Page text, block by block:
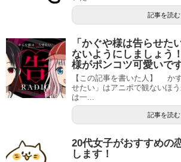
記事を読む
「かぐや様は告らせた
ないようにしましょう
様がポンコツ可愛いで
【この記事を書いた人】 か
せたい」はアニポで観ないほ
は一...
記事を読む
20代女子がおすすめの
します！